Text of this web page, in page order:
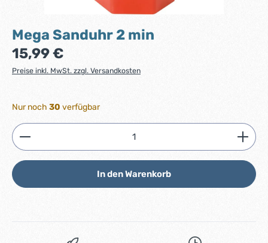
Mega Sanduhr 2 min
Regulärer Preis:
15,99 €
Preise inkl. MwSt. zzgl. Versandkosten
Nur noch 30 verfügbar
Produkt Anzahl: Gib den gewünschten Wert ein
In den Warenkorb